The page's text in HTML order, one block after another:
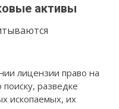
активы
лицензии право на
разведке
ископаемых, их